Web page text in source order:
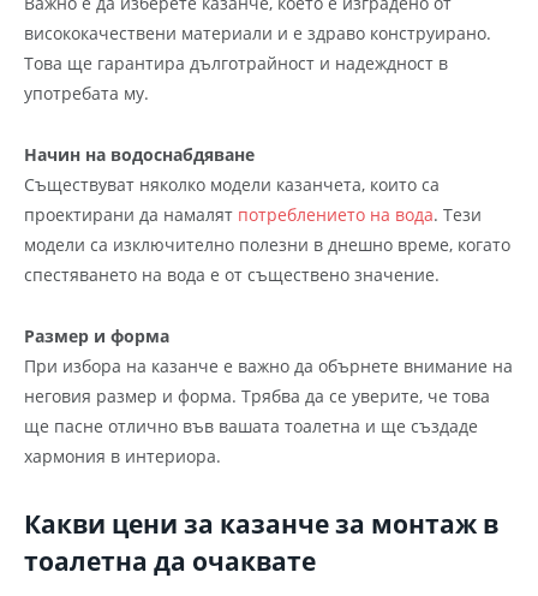
висококачествени материали и е здраво конструирано.
Това ще гарантира дълготрайност и надеждност в
употребата му.
Начин на водоснабдяване
Съществуват няколко модели казанчета, които са
проектирани да намалят потреблението на вода. Тези
модели са изключително полезни в днешно време, когато
спестяването на вода е от съществено значение.
Размер и форма
При избора на казанче е важно да обърнете внимание на
неговия размер и форма. Трябва да се уверите, че това
ще пасне отлично във вашата тоалетна и ще създаде
хармония в интериора.
Какви цени за казанче за монтаж в
тоалетна да очаквате